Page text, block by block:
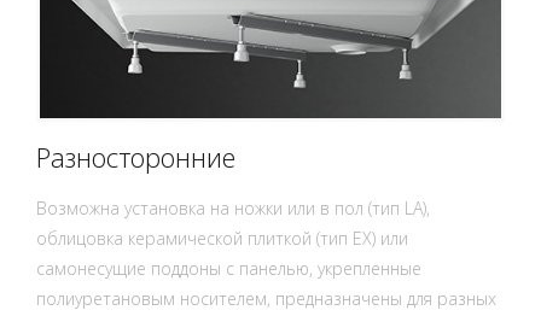
Разносторонние
Возможна установка на ножки или в пол (тип LA),
облицовка керамической плиткой (тип EX) или
самонесущие поддоны с панелью, укрепленные
полиуретановым носителем, предназначены для разных